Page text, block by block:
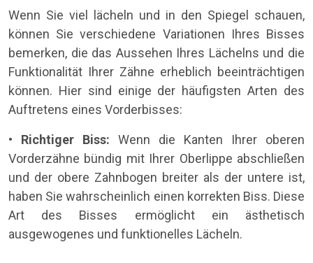
Wenn Sie viel lächeln und in den Spiegel schauen,
können Sie verschiedene Variationen Ihres Bisses
bemerken, die das Aussehen Ihres Lächelns und die
Funktionalität Ihrer Zähne erheblich beeinträchtigen
können. Hier sind einige der häufigsten Arten des
Auftretens eines Vorderbisses:
• Richtiger Biss: Wenn die Kanten Ihrer oberen
Vorderzähne bündig mit Ihrer Oberlippe abschließen
und der obere Zahnbogen breiter als der untere ist,
haben Sie wahrscheinlich einen korrekten Biss. Diese
Art des Bisses ermöglicht ein ästhetisch
ausgewogenes und funktionelles Lächeln.